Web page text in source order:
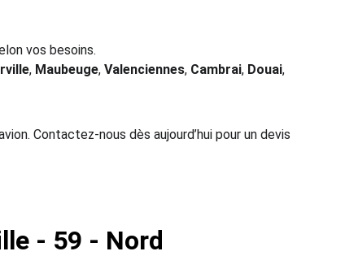
vos besoins.
, Maubeuge, Valenciennes, Cambrai, Douai,
Contactez-nous dès aujourd’hui pour un devis
- 59 - Nord